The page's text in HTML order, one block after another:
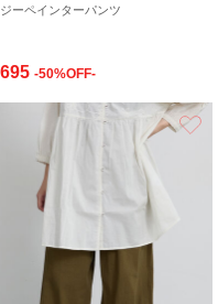
ーペインターパンツ
-50%OFF-